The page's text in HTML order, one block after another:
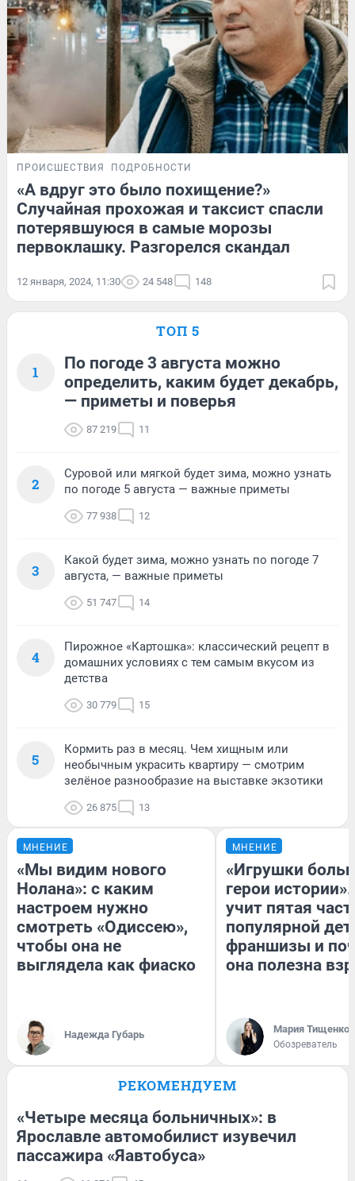
ПРОИСШЕСТВИЯ ПОДРОБНОСТИ
«А вдруг это было похищение?»
Случайная прохожая и таксист спасли
потерявшуюся в самые морозы
первоклашку. Разгорелся скандал
12 января, 2024, 11:30 24 548 148
ТОП 5
1
По погоде 3 августа можно
определить, каким будет декабрь,
— приметы и поверья
87 219 11
2
Суровой или мягкой будет зима, можно узнать
по погоде 5 августа — важные приметы
77 938 12
3
Какой будет зима, можно узнать по погоде 7
августа, — важные приметы
51 747 14
4
Пирожное «Картошка»: классический рецепт в
домашних условиях с тем самым вкусом из
детства
30 779 15
5
Кормить раз в месяц. Чем хищным или
необычным украсить квартиру — смотрим
зелёное разнообразие на выставке экзотики
26 875 13
МНЕНИЕ
«Мы видим нового
Нолана»: с каким
настроем нужно
смотреть «Одиссею»,
чтобы она не
выглядела как фиаско
Надежда Губарь
МНЕНИЕ
«Игрушки
герои
учит пятая
популярной
франшизы и
она полезна
Мария Тищенко
Обозреватель
РЕКОМЕНДУЕМ
«Четыре месяца больничных»: в
Ярославле автомобилист изувечил
пассажира «Яавтобуса»